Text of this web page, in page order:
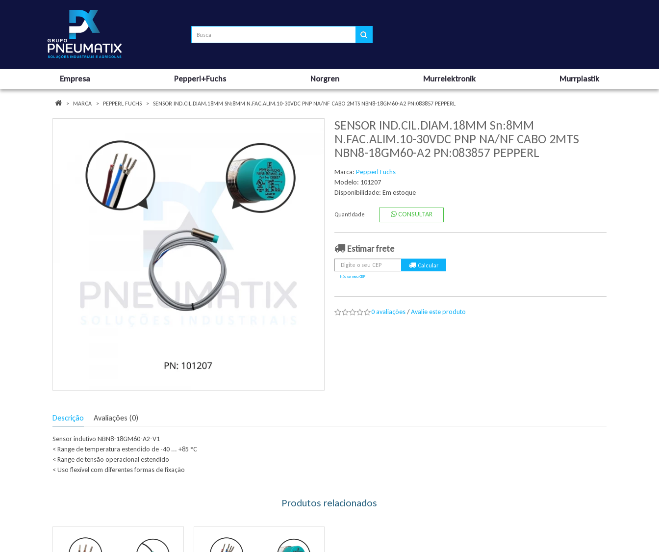
Empresa Pepperl+Fuchs Norgren Murrelektronik Murrplastik
MARCA PEPPERL FUCHS SENSOR IND.CIL.DIAM.18MM SN:8MM N.FAC.ALIM.10-30VDC PNP NA/NF CABO 2MTS NBN8-18GM60-A2 PN:083857 PEPPERL
SENSOR IND.CIL.DIAM.18MM Sn:8MM
N.FAC.ALIM.10-30VDC PNP NA/NF CABO 2MTS
NBN8-18GM60-A2 PN:083857 PEPPERL
Marca: Pepperl Fuchs
Modelo: 101207
Disponibilidade: Em estoque
Quantidade CONSULTAR
Estimar frete
Não sei meu CEP
0 avaliações/Avalie este produto
Descrição Avaliações (0)
Sensor indutivo NBN8-18GM60-A2-V1
< Range de temperatura estendido de -40 ... +85 °C
< Range de tensão operacional estendido
< Uso flexível com diferentes formas de fixação
Produtos relacionados